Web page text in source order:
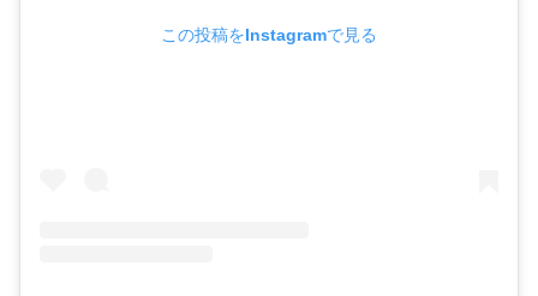
この投稿をInstagramで見る